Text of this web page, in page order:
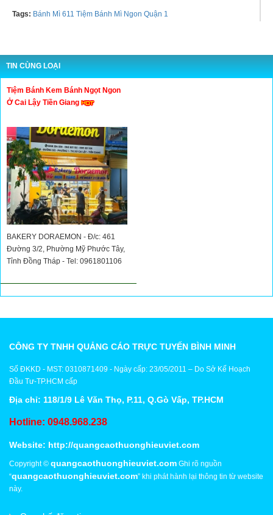
Tags: Bánh Mì 611 Tiệm Bánh Mì Ngon Quận 1
TIN CÙNG LOẠI
Tiệm Bánh Kem Bánh Ngọt Ngon
Ở Cai Lậy Tiền Giang
BAKERY DORAEMON - Đ/c: 461
Đường 3/2, Phường Mỹ Phước Tây,
Tỉnh Đồng Tháp - Tel: 0961801106
CÔNG TY TNHH QUẢNG CÁO TRỰC TUYẾN BÌNH MINH
Số ĐKKD - MST: 0310871409 - Ngày cấp: 23/05/2011 – Do Sở Kế Hoạch
Đầu Tư-TP.HCM cấp
Địa chỉ: 118/1/9 Lê Văn Thọ, P.11, Q.Gò Vấp, TP.HCM
Hotline: 0948.968.238
Website: http://quangcaothuonghieuviet.com
Copyright © quangcaothuonghieuviet.com Ghi rõ nguồn
“quangcaothuonghieuviet.com” khi phát hành lại thông tin từ website
này.